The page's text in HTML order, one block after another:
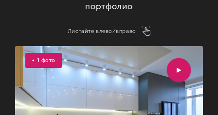
портфолио
Листайте влево/вправо
+ 1 фото